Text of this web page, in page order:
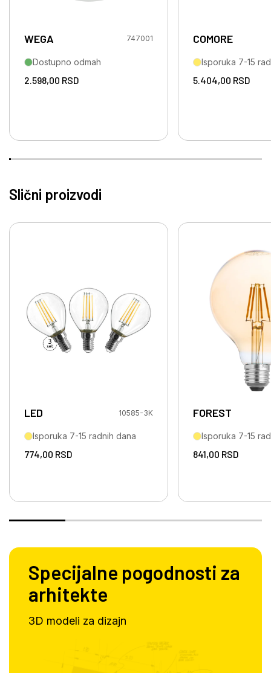
WEGA 747001
Dostupno odmah
2.598,00 RSD
COMORE
Isporuka 7-15
5.404,00 RSD
Slični proizvodi
LED 10585-3K
Isporuka 7-15 radnih dana
774,00 RSD
FOREST
Isporuka 7-15
841,00 RSD
Specijalne pogodnosti za
arhitekte
3D modeli za dizajn